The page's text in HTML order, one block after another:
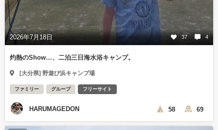
2026年7月18日 37 4
灼熱のShow…、二泊三日海水浴キャンプ。
[大分県] 野遊び浜キャンプ場
ファミリー グループ フリーサイト
HARUMAGEDON 58 69